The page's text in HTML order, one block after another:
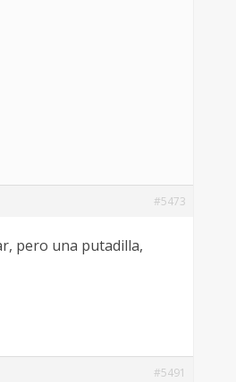
#5473
pero una putadilla,
#5491